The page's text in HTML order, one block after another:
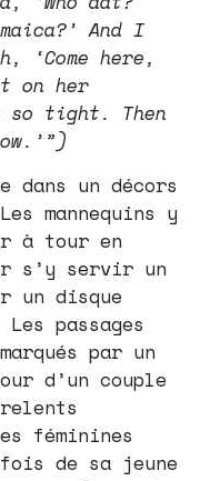
And I
‘Come here,
on her
so tight. Then
un décors
mannequins y
à tour en
s’y servir un
un disque
passages
par un
d’un couple
féminines
de sa jeune